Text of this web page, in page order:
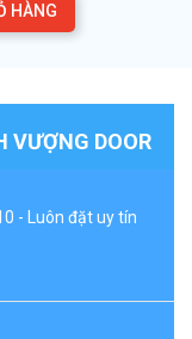
HÀNG
DOOR
- Luôn đặt uy tín